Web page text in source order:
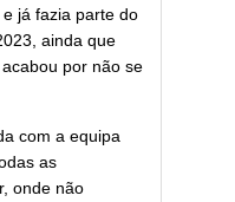
já fazia parte do
ainda que
por não se
com a equipa
as
onde não